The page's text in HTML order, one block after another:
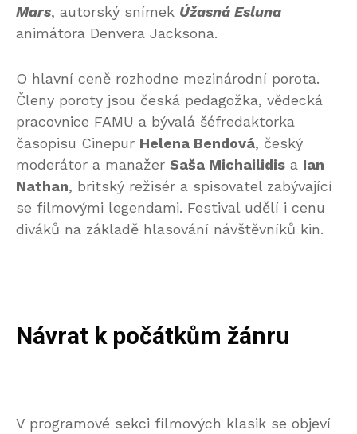
Mars, autorský snímek Úžasná Esluna
animátora Denvera Jacksona.
O hlavní ceně rozhodne mezinárodní porota.
Členy poroty jsou česká pedagožka, vědecká
pracovnice FAMU a bývalá šéfredaktorka
časopisu Cinepur Helena Bendová, český
moderátor a manažer Saša Michailidis a Ian
Nathan, britský režisér a spisovatel zabývající
se filmovými legendami. Festival udělí i cenu
diváků na základě hlasování návštěvníků kin.
Návrat k počátkům žánru
V programové sekci filmových klasik se objeví